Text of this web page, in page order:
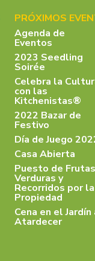
PRÓXIMOS
Agenda de
Eventos
2023 Seedling
Soirée
Celebra la
con las
Kitchenistas®
2022 Bazar de
Festivo
Día de Juego
Casa Abierta
Puesto de
Verduras y
Recorridos por la
Propiedad
Cena en el Jardín
Atardecer